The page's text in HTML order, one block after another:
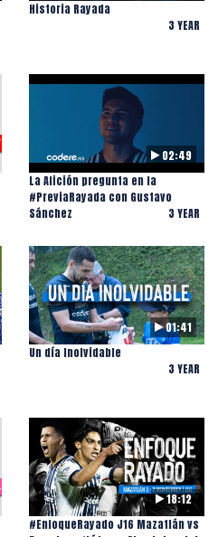
Historia Rayada
3 YEAR
02:49
La Afición pregunta en la
#PreviaRayada con Gustavo
Sánchez
3 YEAR
01:41
Un día Inolvidable
3 YEAR
18:12
#EnfoqueRayado J16 Mazatlán vs